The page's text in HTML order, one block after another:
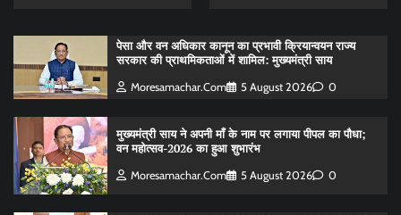
पेसा और वन अधिकार कानून का प्रभावी क्रियान्वयन राज्य
सरकार की प्राथमिकताओं में शामिल: मुख्यमंत्री साय
Moresamachar.com 5 August 2026 0
मुख्यमंत्री साय ने अपनी माँ के नाम पर लगाया पीपल का पौधा;
वन महोत्सव-2026 का हुआ शुभारंभ
Moresamachar.com 5 August 2026 0